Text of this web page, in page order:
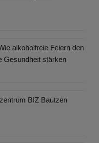
alkoholfreie Feiern den
Gesundheit stärken
BIZ Bautzen